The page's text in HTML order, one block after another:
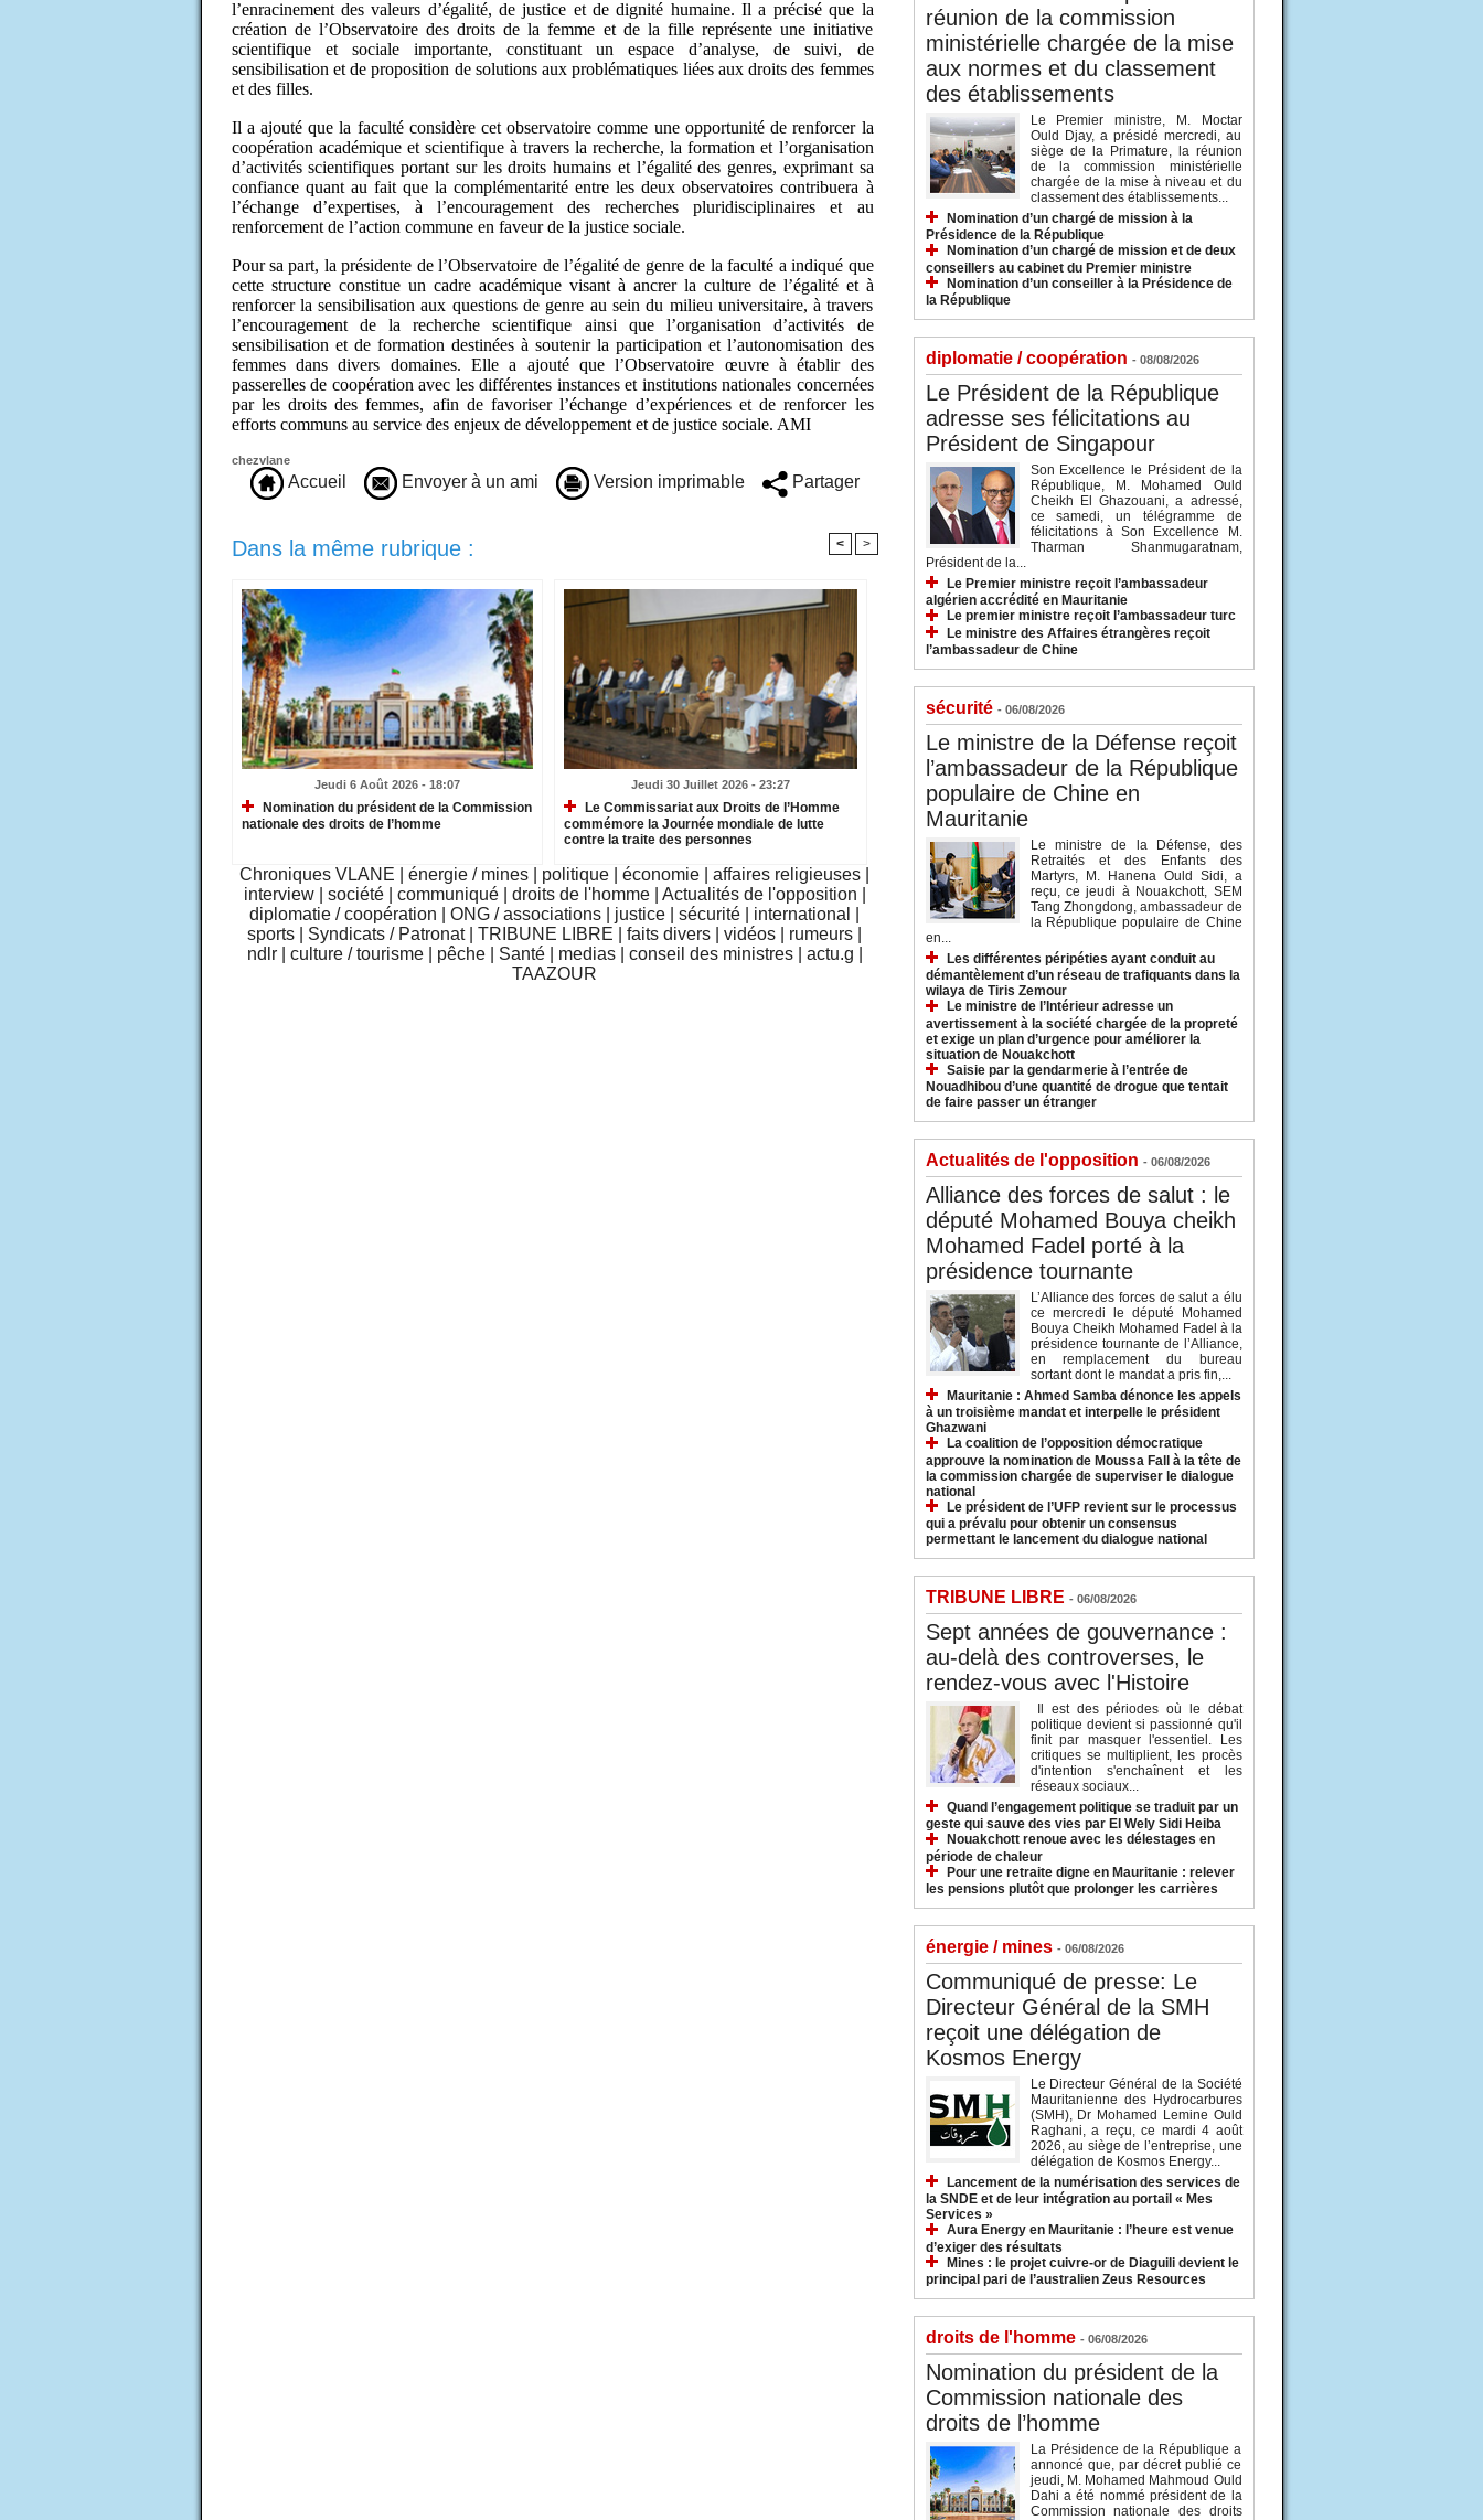
l’enracinement des valeurs d’égalité, de justice et de dignité humaine. Il a précisé que la
création de l’Observatoire des droits de la femme et de la fille représente une initiative
scientifique et sociale importante, constituant un espace d’analyse, de suivi, de
sensibilisation et de proposition de solutions aux problématiques liées aux droits des femmes
et des filles.
Il a ajouté que la faculté considère cet observatoire comme une opportunité de renforcer la
coopération académique et scientifique à travers la recherche, la formation et l’organisation
d’activités scientifiques portant sur les droits humains et l’égalité des genres, exprimant sa
confiance quant au fait que la complémentarité entre les deux observatoires contribuera à
l’échange d’expertises, à l’encouragement des recherches pluridisciplinaires et au
renforcement de l’action commune en faveur de la justice sociale.
Pour sa part, la présidente de l’Observatoire de l’égalité de genre de la faculté a indiqué que
cette structure constitue un cadre académique visant à ancrer la culture de l’égalité et à
renforcer la sensibilisation aux questions de genre au sein du milieu universitaire, à travers
l’encouragement de la recherche scientifique ainsi que l’organisation d’activités de
sensibilisation et de formation destinées à soutenir la participation et l’autonomisation des
femmes dans divers domaines. Elle a ajouté que l’Observatoire œuvre à établir des
passerelles de coopération avec les différentes instances et institutions nationales concernées
par les droits des femmes, afin de favoriser l’échange d’expériences et de renforcer les
efforts communs au service des enjeux de développement et de justice sociale. AMI
chezvlane
Accueil Envoyer à un ami Version imprimable Partager
Dans la même rubrique : < >
Jeudi 6 Août 2026 - 18:07
Nomination du président de la Commission
nationale des droits de l’homme
Jeudi 30 Juillet 2026 - 23:27
Le Commissariat aux Droits de l’Homme
commémore la Journée mondiale de lutte
contre la traite des personnes
Chroniques VLANE énergie / mines politique économie affaires religieuses
interview
société communiqué droits de l'homme Actualités de l'opposition
diplomatie / coopération
ONG / associations justice sécurité international
sports
Syndicats / Patronat TRIBUNE LIBRE faits divers vidéos rumeurs
ndlr
culture / tourisme pêche Santé medias conseil des ministres actu.g
TAAZOUR
réunion de la commission
ministérielle chargée de la mise
aux normes et du classement
des établissements
Le Premier ministre, M. Moctar
Ould Djay, a présidé mercredi, au
siège de la Primature, la réunion
de la commission ministérielle
chargée de la mise à niveau et du
classement des établissements...
Nomination d’un chargé de mission à la
Présidence de la République
Nomination d’un chargé de mission et de deux
conseillers au cabinet du Premier ministre
Nomination d’un conseiller à la Présidence de
la République
diplomatie / coopération - 08/08/2026
Le Président de la République
adresse ses félicitations au
Président de Singapour
Son Excellence le Président de la
République, M. Mohamed Ould
Cheikh El Ghazouani, a adressé,
ce samedi, un télégramme de
félicitations à Son Excellence M.
Tharman Shanmugaratnam,
Président de la...
Le Premier ministre reçoit l’ambassadeur
algérien accrédité en Mauritanie
Le premier ministre reçoit l’ambassadeur turc
Le ministre des Affaires étrangères reçoit
l’ambassadeur de Chine
sécurité - 06/08/2026
Le ministre de la Défense reçoit
l’ambassadeur de la République
populaire de Chine en
Mauritanie
Le ministre de la Défense, des
Retraités et des Enfants des
Martyrs, M. Hanena Ould Sidi, a
reçu, ce jeudi à Nouakchott, SEM
Tang Zhongdong, ambassadeur de
la République populaire de Chine
en...
Les différentes péripéties ayant conduit au
démantèlement d’un réseau de trafiquants dans la
wilaya de Tiris Zemour
Le ministre de l’Intérieur adresse un
avertissement à la société chargée de la propreté
et exige un plan d’urgence pour améliorer la
situation de Nouakchott
Saisie par la gendarmerie à l’entrée de
Nouadhibou d’une quantité de drogue que tentait
de faire passer un étranger
Actualités de l'opposition - 06/08/2026
Alliance des forces de salut : le
député Mohamed Bouya cheikh
Mohamed Fadel porté à la
présidence tournante
L’Alliance des forces de salut a élu
ce mercredi le député Mohamed
Bouya Cheikh Mohamed Fadel à la
présidence tournante de l’Alliance,
en remplacement du bureau
sortant dont le mandat a pris fin,...
Mauritanie : Ahmed Samba dénonce les appels
à un troisième mandat et interpelle le président
Ghazwani
La coalition de l’opposition démocratique
approuve la nomination de Moussa Fall à la tête de
la commission chargée de superviser le dialogue
national
Le président de l’UFP revient sur le processus
qui a prévalu pour obtenir un consensus
permettant le lancement du dialogue national
TRIBUNE LIBRE - 06/08/2026
Sept années de gouvernance :
au-delà des controverses, le
rendez-vous avec l'Histoire
Il est des périodes où le débat
politique devient si passionné qu'il
finit par masquer l'essentiel. Les
critiques se multiplient, les procès
d'intention s'enchaînent et les
réseaux sociaux...
Quand l’engagement politique se traduit par un
geste qui sauve des vies par El Wely Sidi Heiba
Nouakchott renoue avec les délestages en
période de chaleur
Pour une retraite digne en Mauritanie : relever
les pensions plutôt que prolonger les carrières
énergie / mines - 06/08/2026
Communiqué de presse: Le
Directeur Général de la SMH
reçoit une délégation de
Kosmos Energy
Le Directeur Général de la Société
Mauritanienne des Hydrocarbures
(SMH), Dr Mohamed Lemine Ould
Raghani, a reçu, ce mardi 4 août
2026, au siège de l’entreprise, une
délégation de Kosmos Energy...
Lancement de la numérisation des services de
la SNDE et de leur intégration au portail « Mes
Services »
Aura Energy en Mauritanie : l’heure est venue
d’exiger des résultats
Mines : le projet cuivre-or de Diaguili devient le
principal pari de l’australien Zeus Resources
droits de l'homme - 06/08/2026
Nomination du président de la
Commission nationale des
droits de l’homme
La Présidence de la République a
annoncé que, par décret publié ce
jeudi, M. Mohamed Mahmoud Ould
Dahi a été nommé président de la
Commission nationale des droits